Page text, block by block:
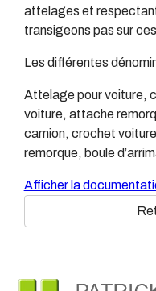
attelages et
transigeons pas sur
Les différentes
Attelage pour voiture,
voiture, attache
camion, crochet
remorque, boule
Afficher la